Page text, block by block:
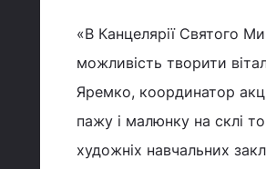
«В Канцелярії Святого
можливість творити
Яремко, координатор
пажу і малюнку на склі
художніх навчальних